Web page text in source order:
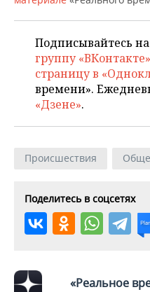
Подписывайтесь на
группу «ВКонтакте»
страницу в
времени».
«Дзене».
Происшествия
Поделитесь в соцсетях
«Реальное